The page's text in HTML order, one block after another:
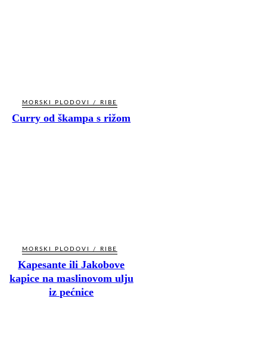
MORSKI PLODOVI / RIBE
Curry od škampa s rižom
MORSKI PLODOVI / RIBE
Kapesante ili Jakobove
kapice na maslinovom ulju
iz pećnice